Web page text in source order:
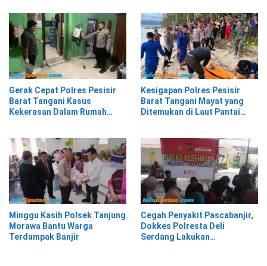
Gerak Cepat Polres Pesisir
Barat Tangani Kasus
Kekerasan Dalam Rumah
Kesigapan Polres Pesisir
Barat Tangani Mayat yang
Ditemukan di Laut Pantai
Minggu Kasih Polsek Tanjung
Morawa Bantu Warga
Terdampak Banjir
Cegah Penyakit Pascabanjir,
Dokkes Polresta Deli
Serdang Lakukan